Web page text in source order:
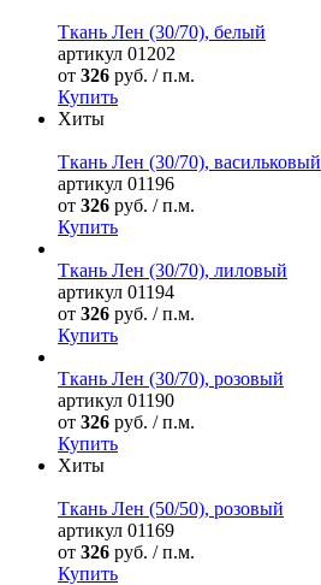
Ткань Лен (30/70), белый
артикул 01202
от 326 руб. / п.м.
Купить
Хиты
Ткань Лен (30/70), васильковый
артикул 01196
от 326 руб. / п.м.
Купить
Ткань Лен (30/70), лиловый
артикул 01194
от 326 руб. / п.м.
Купить
Ткань Лен (30/70), розовый
артикул 01190
от 326 руб. / п.м.
Купить
Хиты
Ткань Лен (50/50), розовый
артикул 01169
от 326 руб. / п.м.
Купить